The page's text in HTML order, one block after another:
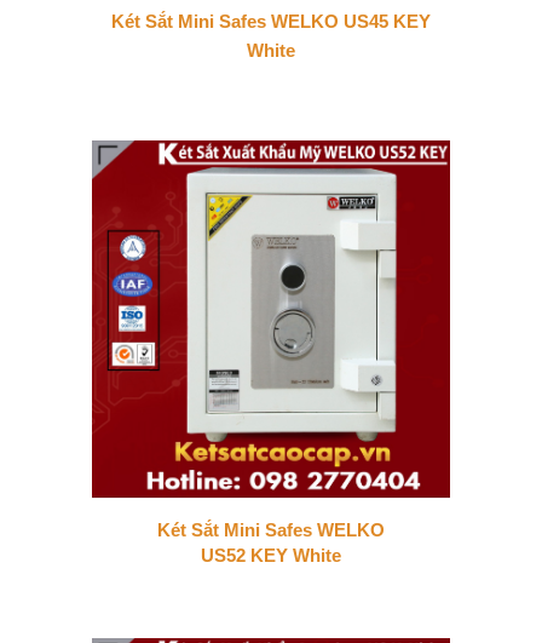
Két Sắt Mini Safes WELKO US45 KEY
White
Két Sắt Mini Safes WELKO
US52 KEY White